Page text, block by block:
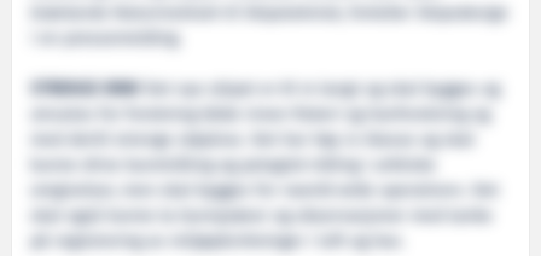
Grønlands Naturinstitutt til Skipsteknisk, forteller Skipsdesign
i en pressemelding.
STRENGE KRAV Det nye skipet er 61 m langt og skal bygges og
utrustes for forskning både innen fiskeri og havforskning og
med dertil strenge støykrav. Det har høy is-klasse og skal
kunne drive bunntråling og pelagisk tråling i arktiske
omgivelser, men skal bygges for «world wide operation». Det
skal også kunne ta bunnprøver og observasjoner med tanke
på registrering av miljøpåvirkninger i luft og hav.